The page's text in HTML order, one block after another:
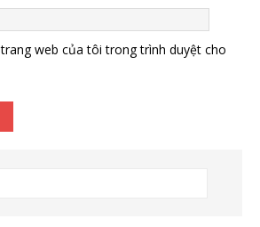
web của tôi trong trình duyệt cho